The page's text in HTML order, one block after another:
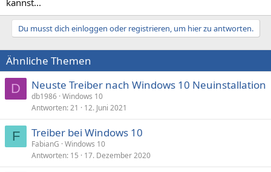
Du musst dich einloggen oder registrieren, um hier zu antworten.
Ähnliche Themen
D Neuste Treiber nach Windows 10 Neuinstallation
db1986 Windows 10
Antworten 21 12. Juni 2021
F Treiber bei Windows 10
FabianG Windows 10
Antworten 15 17. Dezember 2020